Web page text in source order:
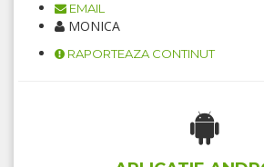
EMAIL
MONICA
RAPORTEAZA CONTINUT